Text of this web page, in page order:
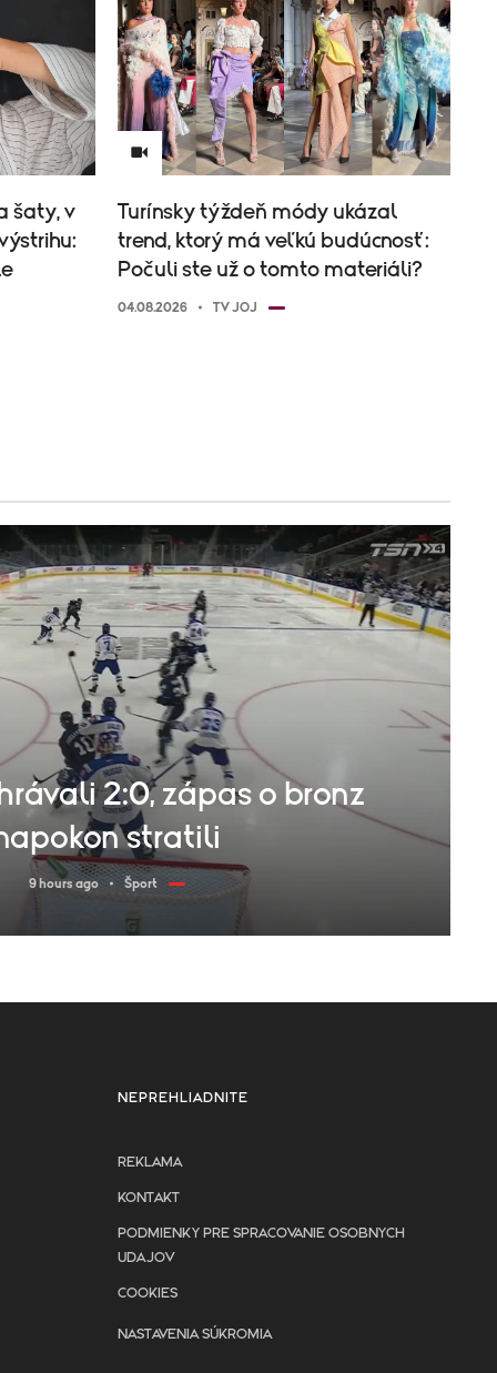
šaty, v
Turínsky týždeň módy ukázal
trend, ktorý má veľkú budúcnosť:
Počuli ste už o tomto materiáli?
04.08.2026 TV JOJ
2:0, zápas o bronz
stratili
9 hours ago Šport
NEPREHLIADNITE
REKLAMA
KONTAKT
PODMIENKY PRE SPRACOVANIE OSOBNYCH
UDAJOV
COOKIES
NASTAVENIA SÚKROMIA